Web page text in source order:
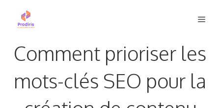
Comment prioriser les
mots-clés SEO pour la